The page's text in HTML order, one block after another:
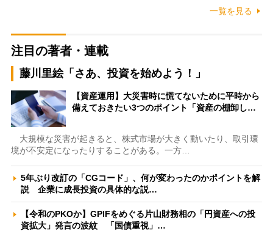
一覧を見る
注目の著者・連載
藤川里絵「さあ、投資を始めよう！」
【資産運用】大災害時に慌てないために平時から
備えておきたい3つのポイント「資産の棚卸し…
大規模な災害が起きると、株式市場が大きく動いたり、取引環
境が不安定になったりすることがある。一方…
5年ぶり改訂の「CGコード」、何が変わったのかポイントを解
説 企業に成長投資の具体的な説…
【令和のPKOか】GPIFをめぐる片山財務相の「円資産への投
資拡大」発言の波紋 「国債重視」…